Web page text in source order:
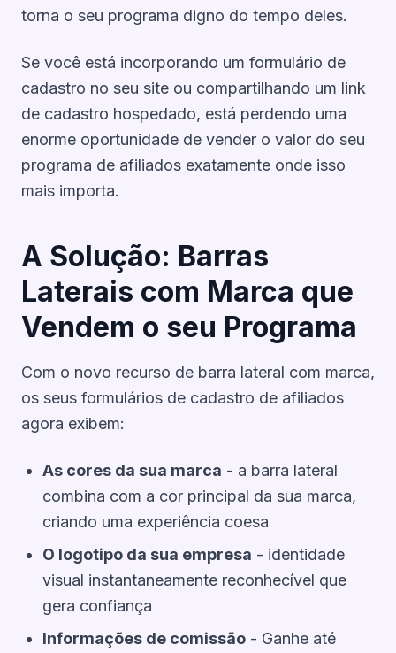
torna o seu programa digno do tempo deles.
Se você está incorporando um formulário de
cadastro no seu site ou compartilhando um link
de cadastro hospedado, está perdendo uma
enorme oportunidade de vender o valor do seu
programa de afiliados exatamente onde isso
mais importa.
A Solução: Barras
Laterais com Marca que
Vendem o seu Programa
Com o novo recurso de barra lateral com marca,
os seus formulários de cadastro de afiliados
agora exibem:
As cores da sua marca - a barra lateral
combina com a cor principal da sua marca,
criando uma experiência coesa
O logotipo da sua empresa - identidade
visual instantaneamente reconhecível que
gera confiança
Informações de comissão - Ganhe até